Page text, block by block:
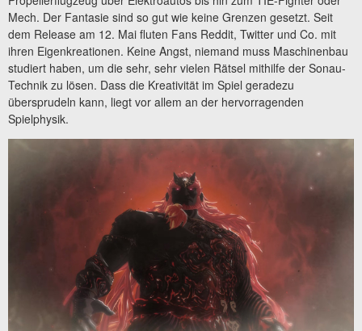
Mech. Der Fantasie sind so gut wie keine Grenzen gesetzt. Seit
dem Release am 12. Mai fluten Fans Reddit, Twitter und Co. mit
ihren Eigenkreationen. Keine Angst, niemand muss Maschinenbau
studiert haben, um die sehr, sehr vielen Rätsel mithilfe der Sonau-
Technik zu lösen. Dass die Kreativität im Spiel geradezu
übersprudeln kann, liegt vor allem an der hervorragenden
Spielphysik.